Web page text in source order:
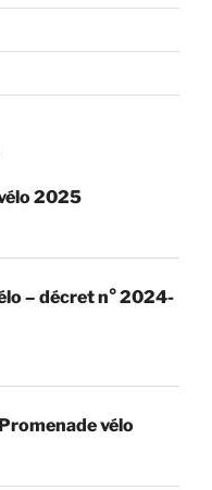
2025
– décret n° 2024-
Promenade vélo